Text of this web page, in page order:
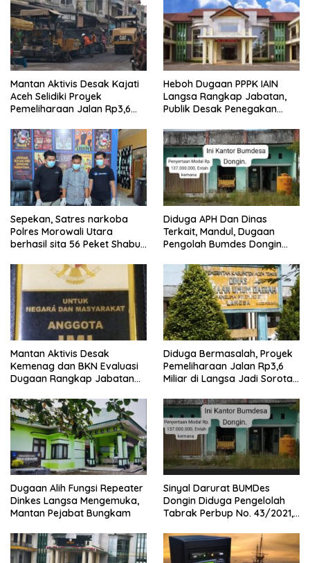
Mantan Aktivis Desak Kajati
Aceh Selidiki Proyek
Pemeliharaan Jalan Rp3,6
Heboh Dugaan PPPK IAIN
Langsa Rangkap Jabatan,
Publik Desak Penegakan
Sepekan, Satres narkoba
Polres Morowali Utara
berhasil sita 56 Peket Shabu
pelaku
Diduga APH Dan Dinas
Terkait, Mandul, Dugaan
Pengolah Bumdes Dongin
Program Pemerintah.
Mantan Aktivis Desak
Kemenag dan BKN Evaluasi
Dugaan Rangkap Jabatan
Diduga Bermasalah, Proyek
Pemeliharaan Jalan Rp3,6
Miliar di Langsa Jadi Sorotan
Dugaan Alih Fungsi Repeater
Dinkes Langsa Mengemuka,
Mantan Pejabat Bungkam
Sinyal Darurat BUMDes
Dongin Diduga Pengelolah
Tabrak Perbup No. 43/2021,
Kontrol Sosial Desak APH
Usut Tuntas.